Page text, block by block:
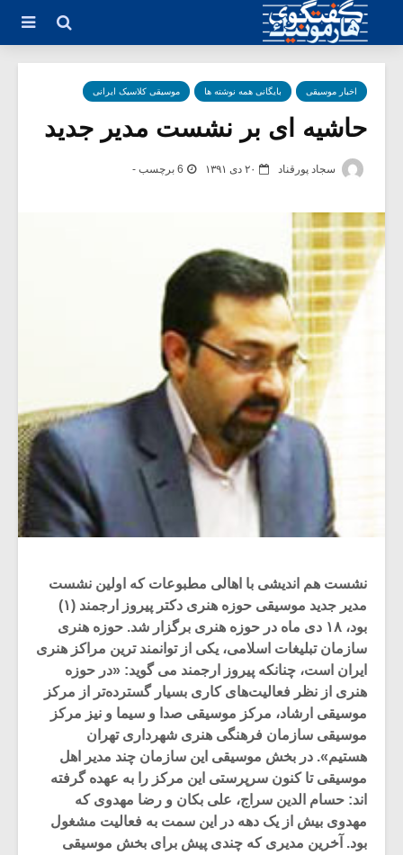
اخبار موسیقی بایگانی همه نوشته ها موسیقی کلاسیک ایرانی
حاشیه ای بر نشست مدیر جدید
سجاد پورقناد ۲۰ دی ۱۳۹۱ 6 برچسب -
نشست هم اندیشی با اهالی مطبوعات که اولین نشست
مدیر جدید موسیقی حوزه هنری دکتر پیروز ارجمند (۱)
بود، ۱۸ دی ماه در حوزه هنری برگزار شد. حوزه هنری
سازمان تبلیغات اسلامی، یکی از توانمند ترین مراکز هنری
ایران است، چنانکه پیروز ارجمند می گوید: «در حوزه
هنری از نظر فعالیت‌های کاری بسیار گسترده‌تر از مرکز
موسیقی ارشاد، مرکز موسیقی صدا و سیما و نیز مرکز
موسیقی سازمان فرهنگی هنری شهرداری تهران
هستیم». در بخش موسیقی این سازمان چند مدیر اهل
موسیقی تا کنون سرپرستی این مرکز را به عهده گرفته
اند: حسام الدین سراج، علی بکان و رضا مهدوی که
مهدوی بیش از یک دهه در این سمت به فعالیت مشغول
بود. آخرین مدیری که چندی پیش برای بخش موسیقی